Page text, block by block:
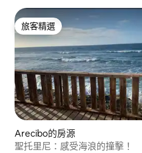
旅客精選
旅客精選
Arecibo的房源
聖托里尼：感受海浪的撞擊！